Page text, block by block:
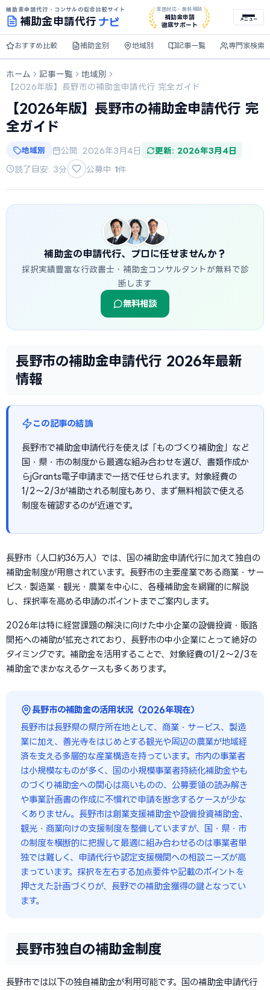
補助金申請代行・コンサルの総合比較サイト
補助金申請代行 ナビ
全国対応・無料相談
補助金申請
徹底サポート
メニュー
おすすめ比較 補助金別 地域別 記事一覧 専門家検索
ホーム 記事一覧
地域別
【2026年版】長野市の補助金申請代行 完全ガイド
【2026年版】長野市の補助金申請代行 完
全ガイド
地域別 公開: 2026年3月4日 更新: 2026年3月4日
読了目安: 3分 公募中 1件
補助金の申請代行、プロに任せませんか？
採択実績豊富な行政書士・補助金コンサルタントが無料で診
断します
無料相談
長野市の補助金申請代行 2026年最新
情報
この記事の結論
長野市で補助金申請代行を使えば「ものづくり補助金」など
国・県・市の制度から最適な組み合わせを選び、書類作成か
らjGrants電子申請まで一括で任せられます。対象経費の
1/2〜2/3が補助される制度もあり、まず無料相談で使える
制度を確認するのが近道です。
長野市（人口約36万人）では、国の補助金申請代行に加えて独自の
補助金制度が用意されています。長野市の主要産業である商業・サー
ビス・製造業・観光・農業を中心に、各種補助金を網羅的に解説
し、採択率を高める申請のポイントまでご案内します。
2026年は特に経営課題の解決に向けた中小企業の設備投資・販路
開拓への補助が拡充されており、長野市の中小企業にとって絶好の
タイミングです。補助金を活用することで、対象経費の1/2〜2/3を
補助金でまかなえるケースも多くあります。
長野市の補助金の活用状況（2026年現在）
長野市は長野県の県庁所在地として、商業・サービス、製造
業に加え、善光寺をはじめとする観光や周辺の農業が地域経
済を支える多層的な産業構造を持っています。市内の事業者
は小規模なものが多く、国の小規模事業者持続化補助金やも
のづくり補助金への関心は高いものの、公募要領の読み解き
や事業計画書の作成に不慣れで申請を断念するケースが少な
くありません。長野市は創業支援補助金や設備投資補助金、
観光・商業向けの支援制度を整備していますが、国・県・市
の制度を横断的に把握して最適に組み合わせるのは事業者単
独では難しく、申請代行や認定支援機関への相談ニーズが高
まっています。採択を左右する加点要件や記載のポイントを
押さえた計画づくりが、長野での補助金獲得の鍵となってい
ます。
長野市独自の補助金制度
長野市では以下の独自補助金が利用可能です。国の補助金申請代行